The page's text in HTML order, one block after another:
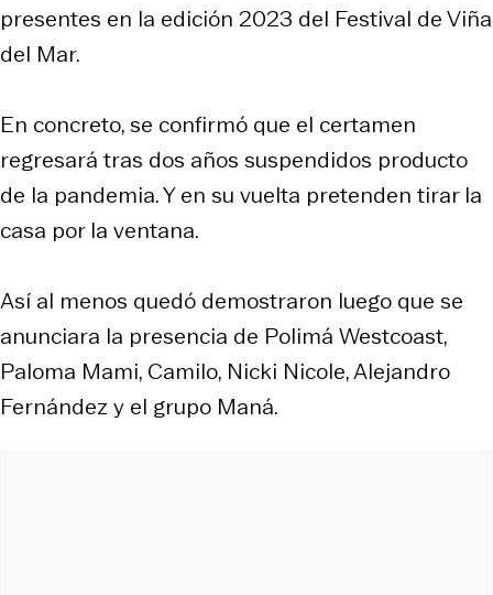
presentes en la edición 2023 del Festival de Viña
del Mar.
En concreto, se confirmó que el certamen
regresará tras dos años suspendidos producto
de la pandemia. Y en su vuelta pretenden tirar la
casa por la ventana.
Así al menos quedó demostraron luego que se
anunciara la presencia de Polimá Westcoast,
Paloma Mami, Camilo, Nicki Nicole, Alejandro
Fernández y el grupo Maná.